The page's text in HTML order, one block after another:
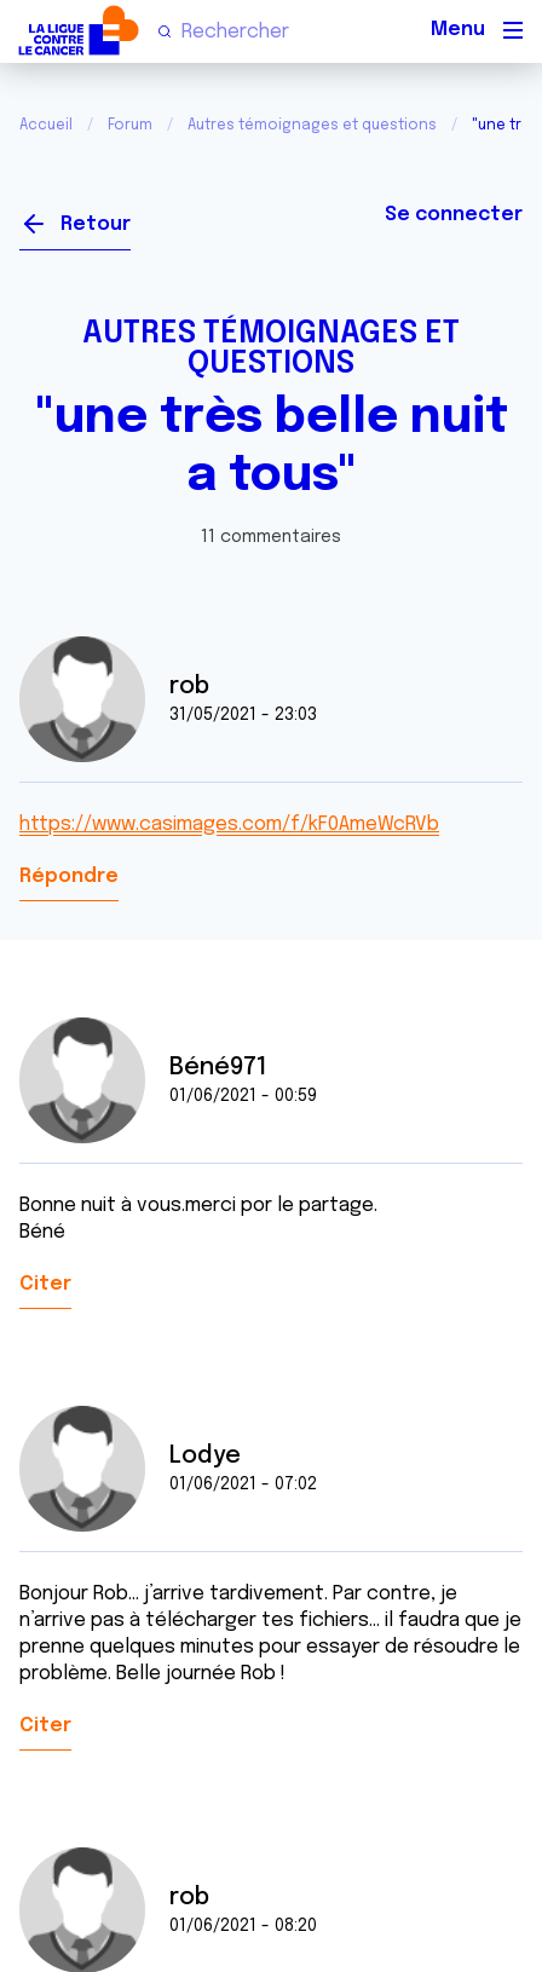
Accueil Forum Autres témoignages et questions "une
Retour Se connecter
AUTRES TÉMOIGNAGES ET
QUESTIONS
"une très belle nuit
a tous"
11 commentaires
rob
31/05/2021 - 23:03
https://www.casimages.com/f/kF0AmeWcRVb
Répondre
Béné971
01/06/2021 - 00:59
Bonne nuit à vous.merci por le partage.
Béné
Citer
Lodye
01/06/2021 - 07:02
Bonjour Rob... j’arrive tardivement. Par contre, je
n’arrive pas à télécharger tes fichiers... il faudra que je
prenne quelques minutes pour essayer de résoudre le
problème. Belle journée Rob !
Citer
rob
01/06/2021 - 08:20